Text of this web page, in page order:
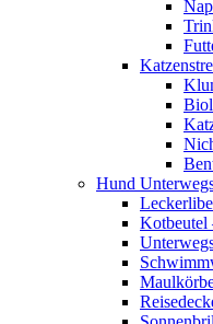
Hund
Kotbeutel